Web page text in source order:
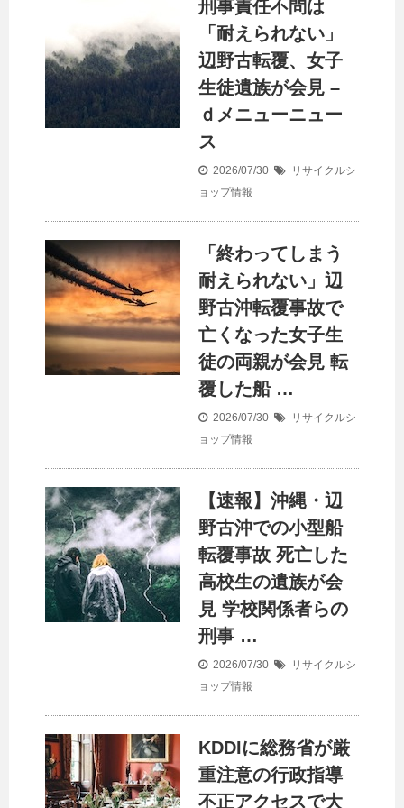
刑事責任不問は
「耐えられない」
辺野古転覆、女子
生徒遺族が会見 –
ｄメニューニュー
ス
2026/07/30
リサイクルシ
ョップ情報
「終わってしまう
耐えられない」辺
野古沖転覆事故で
亡くなった女子生
徒の両親が会見 転
覆した船 …
2026/07/30
リサイクルシ
ョップ情報
【速報】 沖縄 ・辺
野古沖での小型船
転覆事故 死亡した
高校生の遺族が会
見 学校関係者らの
刑事 …
2026/07/30
リサイクルシ
ョップ情報
KDDIに総務省が厳
重注意の行政指導
不正アクセスで大